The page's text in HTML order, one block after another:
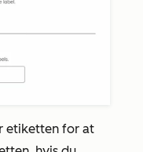
etiketten for at